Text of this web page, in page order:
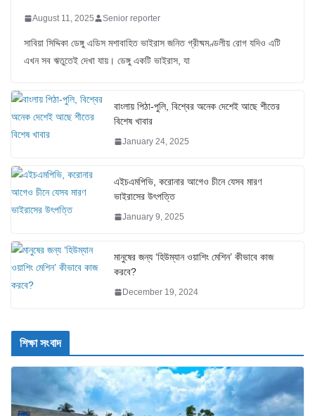
August 11, 2025 Senior reporter
সাবিয়া সিদ্দিকা ডেঙ্গু এডিস মশাবাহিত ভাইরাস জনিত গ্রীষ্মমণ্ডলীয় রোগ যদিও এটি
এখন সব ঋতুতেই দেখা যায়। ডেঙ্গু একটি ভাইরাস, যা
বাংলায় পিঠা-পুলি, বিশ্বের অনেক দেশেই আছে শীতের
বিশেষ খাবার
January 24, 2025
এইচএমপিভি, করোনার আগেও চীনে যেসব মারণ
ভাইরাসের উৎপত্তি
January 9, 2025
মানুষের জন্য ‘হিউম্যান ওয়াশিং মেশিন’ কীভাবে কাজ
করবে?
December 19, 2024
শিক্ষা সংবাদ